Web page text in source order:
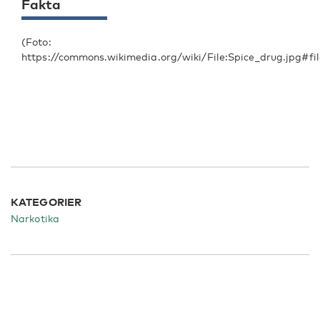
Fakta
(Foto:
https://commons.wikimedia.org/wiki/
KATEGORIER
Narkotika